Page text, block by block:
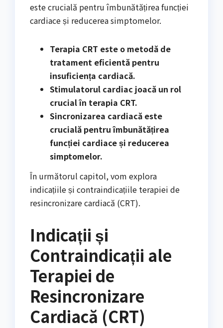
este crucială pentru îmbunătățirea funcției
cardiace și reducerea simptomelor.
Terapia CRT este o metodă de
tratament eficientă pentru
insuficiența cardiacă.
Stimulatorul cardiac joacă un rol
crucial în terapia CRT.
Sincronizarea cardiacă este
crucială pentru îmbunătățirea
funcției cardiace și reducerea
simptomelor.
În următorul capitol, vom explora
indicațiile și contraindicațiile terapiei de
resincronizare cardiacă (CRT).
Indicații și
Contraindicații ale
Terapiei de
Resincronizare
Cardiacă (CRT)